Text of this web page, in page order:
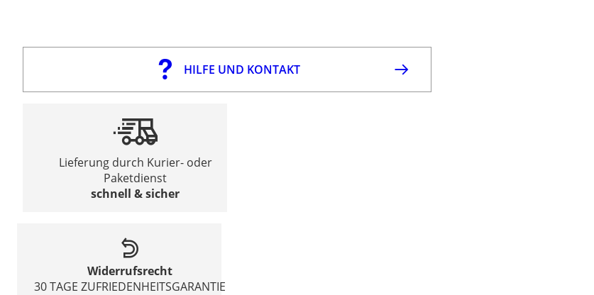
HILFE UND KONTAKT
Lieferung durch Kurier- oder
Paketdienst
schnell & sicher
Widerrufsrecht
30 TAGE ZUFRIEDENHEITSGARANTIE